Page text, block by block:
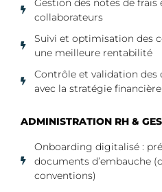
Gestion des notes de
collaborateurs
Suivi et optimisation des
une meilleure rentabilité
Contrôle et validation des
avec la stratégie
ADMINISTRATION RH &
Onboarding digitalisé :
documents d’embauche
conventions)